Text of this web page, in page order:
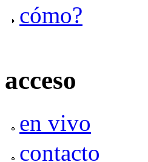
cómo?
acceso
en vivo
contacto